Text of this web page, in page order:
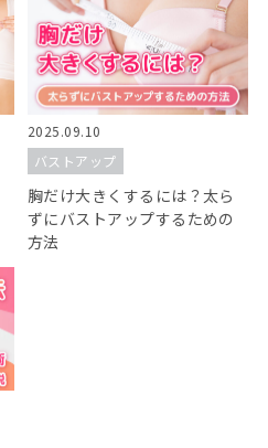
2025.09.10
バストアップ
胸だけ大きくするには？太ら
ずにバストアップするための
方法